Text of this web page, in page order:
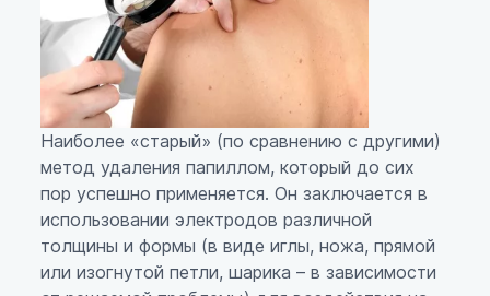
Наиболее «старый» (по сравнению с другими)
метод удаления папиллом, который до сих
пор успешно применяется. Он заключается в
использовании электродов различной
толщины и формы (в виде иглы, ножа, прямой
или изогнутой петли, шарика – в зависимости